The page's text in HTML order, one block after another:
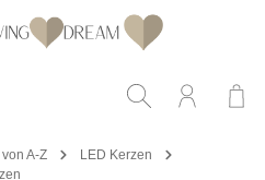
A-Z
LED Kerzen